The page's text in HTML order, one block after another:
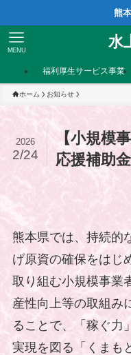
熊
水
MENU
福利厚生サービス事業
ホーム お知らせ
【小規模
応援補助
2026
2/24
熊本県では、持続的
げ原資の確保をはじ
取り組む小規模事業
産性向上等の取組み
ることで、「稼ぐ力
実現を図る「くまも